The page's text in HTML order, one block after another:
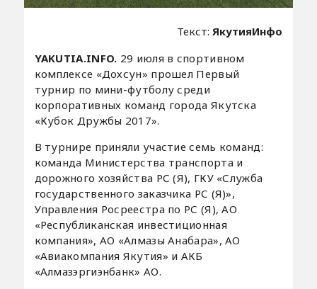
Текст: ЯкутияИнфо
YAKUTIA.INFO. 29 июля в спортивном
комплексе «Дохсун» прошел Первый
турнир по мини-футболу среди
корпоративных команд города Якутска
«Кубок Дружбы 2017».
В турнире приняли участие семь команд:
команда Министерства транспорта и
дорожного хозяйства РС (Я), ГКУ «Служба
государственного заказчика РС (Я)»,
Управления Росреестра по РС (Я), АО
«Республиканская инвестиционная
компания», АО «Алмазы Анабара», АО
«Авиакомпания Якутия» и АКБ
«Алмазэргиэнбанк» АО.